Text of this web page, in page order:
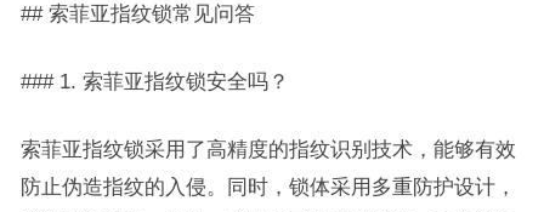
## 索菲亚指纹锁常见问答
### 1. 索菲亚指纹锁安全吗？
索菲亚指纹锁采用了高精度的指纹识别技术，能够有效
防止伪造指纹的入侵。同时，锁体采用多重防护设计，